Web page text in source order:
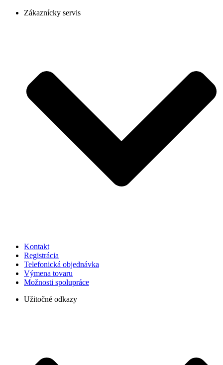
Zákaznícky servis
Kontakt
Registrácia
Telefonická objednávka
Výmena tovaru
Možnosti spolupráce
Užitočné odkazy